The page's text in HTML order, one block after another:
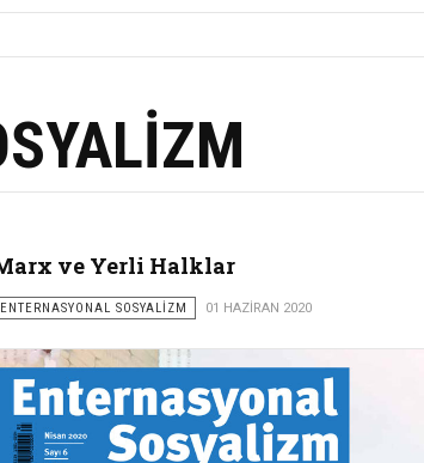
ve Yerli Halklar
ENTERNASYONAL SOSYALİZM 01 HAZIRAN 2020